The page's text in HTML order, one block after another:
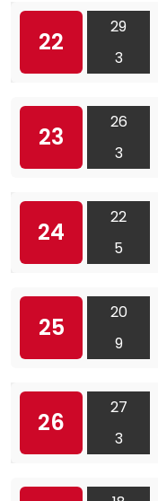
22
29
3
23
26
3
24
22
5
25
20
9
26
27
3